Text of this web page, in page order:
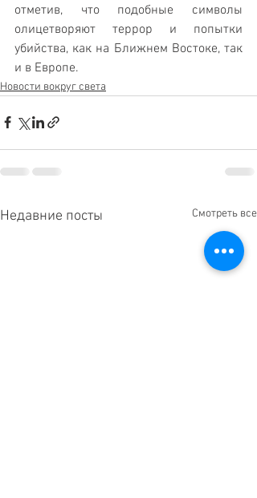
отметив, что подобные символы
олицетворяют террор и попытки
убийства, как на Ближнем Востоке, так
и в Европе.
Новости вокруг света
Недавние посты Смотреть все